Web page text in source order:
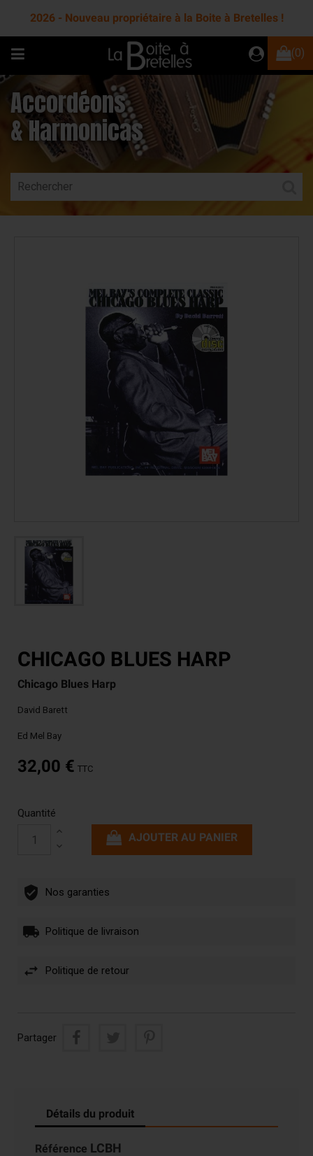
2026 - Nouveau propriétaire à la Boite à Bretelles !
(0)
Accordéons
& Harmonicas
CHICAGO BLUES HARP
Chicago Blues Harp
David Barett
Ed Mel Bay
32,00 € TTC
Quantité
AJOUTER AU PANIER
Nos garanties
Politique de livraison
Politique de retour
Partager
Détails du produit
Référence LCBH